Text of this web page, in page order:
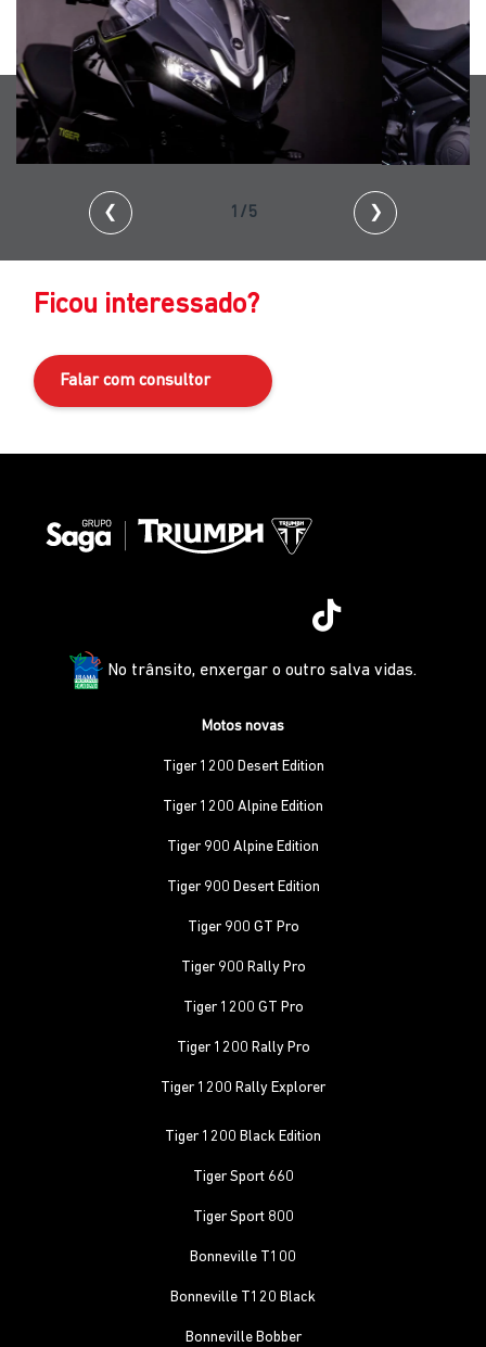
❮ 2/5 ❯
Ficou interessado?
Falar com consultor
No trânsito, enxergar o outro salva vidas.
Motos novas
Tiger 1200 Desert Edition
Tiger 1200 Alpine Edition
Tiger 900 Alpine Edition
Tiger 900 Desert Edition
Tiger 900 GT Pro
Tiger 900 Rally Pro
Tiger 1200 GT Pro
Tiger 1200 Rally Pro
Tiger 1200 Rally Explorer
Tiger 1200 Black Edition
Tiger Sport 660
Tiger Sport 800
Bonneville T100
Bonneville T120 Black
Bonneville Bobber